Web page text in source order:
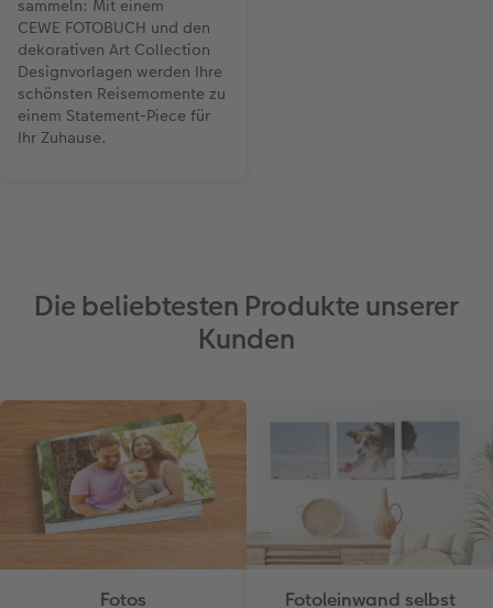
sammeln: Mit einem
CEWE FOTOBUCH und den
dekorativen Art Collection
Designvorlagen werden Ihre
schönsten Reisemomente zu
einem Statement-Piece für
Ihr Zuhause.
Die beliebtesten Produkte unserer
Kunden
Fotos Fotoleinwand selbst